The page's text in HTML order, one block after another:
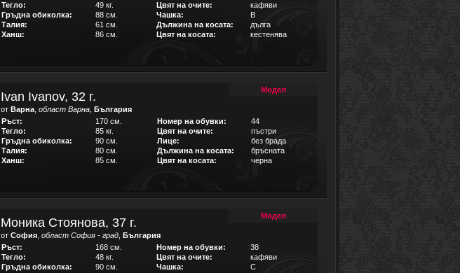
Тегло:
49 кг. Цвят на очите:
кафяви
Гръдна обиколка:
88 см. Чашка:
B
Талия:
61 см. Дължина на косата:
дълга
Ханш:
86 см. Цвят на косата: кестенява
Ivan Ivanov, 32 г. Модел
от Варна област Варна България
Ръст:
170 см. Номер на обувки:
44
Тегло:
85 кг. Цвят на очите:
пъстри
Гръдна обиколка:
90 см. Лице:
без брада
Талия:
80 см. Дължина на косата:
бръсната
Ханш:
85 см. Цвят на косата: черна
Моника Стоянова, 37 г. Модел
от София област София - град България
Ръст:
168 см. Номер на обувки:
38
Тегло:
48 кг. Цвят на очите:
кафяви
Гръдна обиколка:
90 см. Чашка:
C